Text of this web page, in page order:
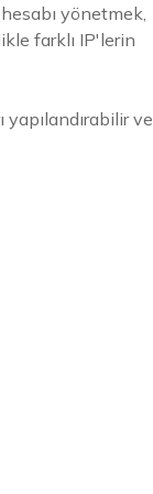
yönetmek,
farklı IP'lerin
yapılandırabilir ve